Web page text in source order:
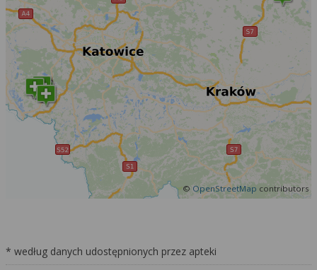
©OpenStreetMap contributors
* według danych udostępnionych przez apteki